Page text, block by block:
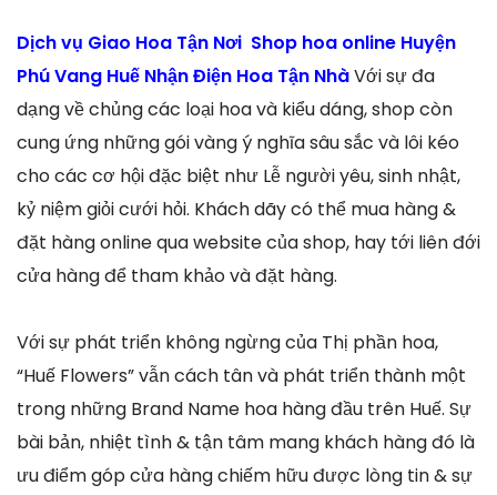
Dịch vụ Giao Hoa Tận Nơi Shop hoa online Huyện
Phú Vang Huế Nhận Điện Hoa Tận NhàVới sự đa
dạng về chủng các loại hoa và kiểu dáng, shop còn
cung ứng những gói vàng ý nghĩa sâu sắc và lôi kéo
cho các cơ hội đặc biệt như Lễ người yêu, sinh nhật,
kỷ niệm giỏi cưới hỏi. Khách dãy có thể mua hàng &
đặt hàng online qua website của shop, hay tới liên đới
cửa hàng để tham khảo và đặt hàng.
Với sự phát triển không ngừng của Thị phần hoa,
“Huế Flowers” vẫn cách tân và phát triển thành một
trong những Brand Name hoa hàng đầu trên Huế. Sự
bài bản, nhiệt tình & tận tâm mang khách hàng đó là
ưu điểm góp cửa hàng chiếm hữu được lòng tin & sự